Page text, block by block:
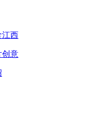
江西
创意